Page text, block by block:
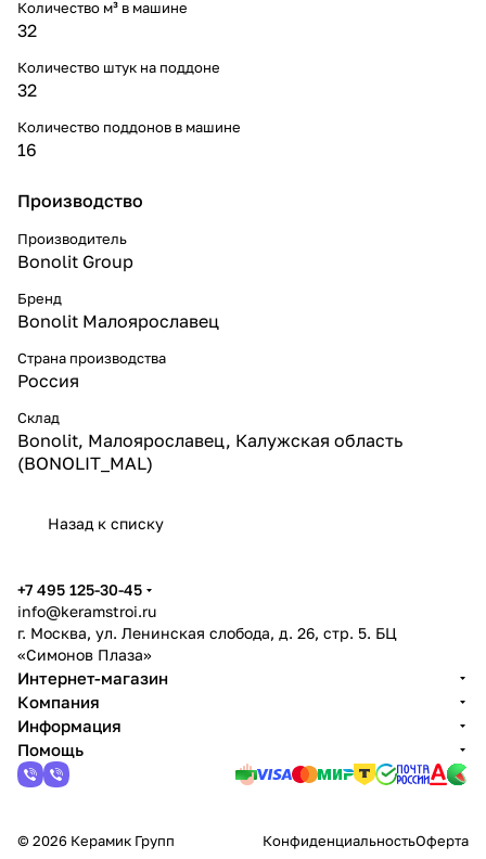
Количество м³ в машине
32
Количество штук на поддоне
32
Количество поддонов в машине
16
Производство
Производитель
Bonolit Group
Бренд
Bonolit Малоярославец
Страна производства
Россия
Склад
Bonolit, Малоярославец, Калужская область
(BONOLIT_MAL)
Назад к списку
+7 495 125-30-45
info@keramstroi.ru
г. Москва, ул. Ленинская слобода, д. 26, стр. 5. БЦ
«Симонов Плаза»
Интернет-магазин
Компания
Информация
Помощь
© 2026 Керамик Групп КонфиденциальностьОферта